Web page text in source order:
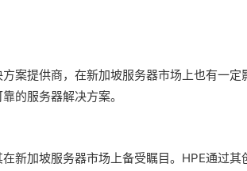
案提供商，在新加坡服务器市场上也有一
的服务器解决方案。
新加坡服务器市场上备受瞩目。HPE通过